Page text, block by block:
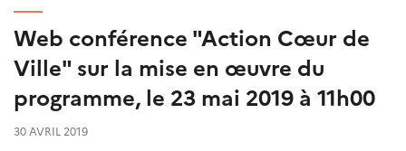
Web conférence "Action Cœur de
Ville" sur la mise en œuvre du
programme, le 23 mai 2019 à 11h00
30 AVRIL 2019